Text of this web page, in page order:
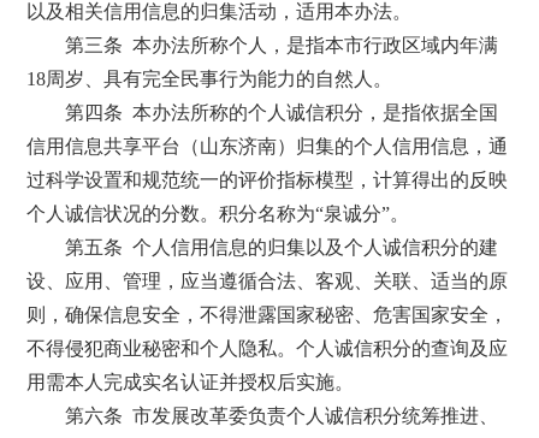
以及相关信用信息的归集活动，适用本办法。
第三条 本办法所称个人，是指本市行政区域内年满
18周岁、具有完全民事行为能力的自然人。
第四条 本办法所称的个人诚信积分，是指依据全国
信用信息共享平台（山东济南）归集的个人信用信息，通
过科学设置和规范统一的评价指标模型，计算得出的反映
个人诚信状况的分数。积分名称为“泉诚分”。
第五条 个人信用信息的归集以及个人诚信积分的建
设、应用、管理，应当遵循合法、客观、关联、适当的原
则，确保信息安全，不得泄露国家秘密、危害国家安全，
不得侵犯商业秘密和个人隐私。个人诚信积分的查询及应
用需本人完成实名认证并授权后实施。
第六条 市发展改革委负责个人诚信积分统筹推进、